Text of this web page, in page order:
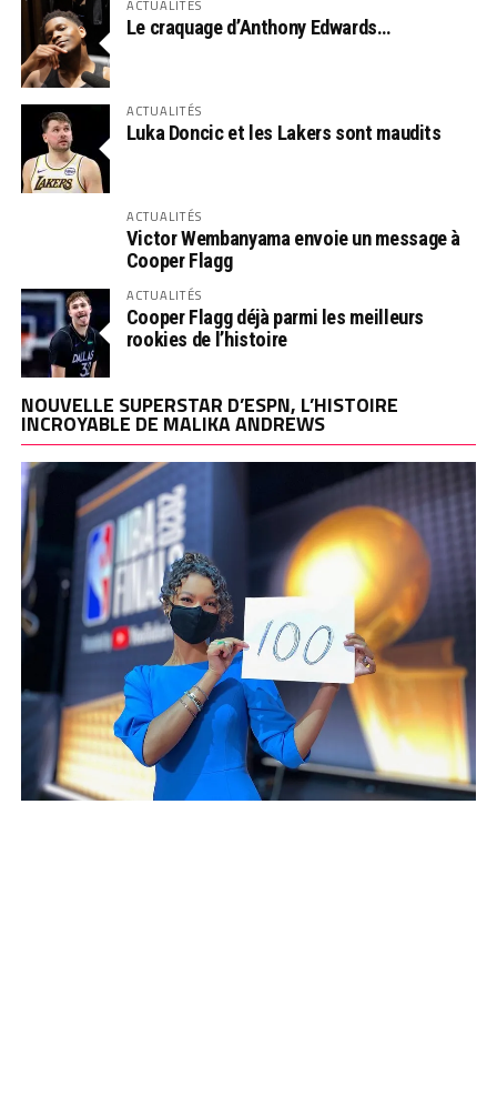
ACTUALITÉS
Le craquage d’Anthony Edwards…
ACTUALITÉS
Luka Doncic et les Lakers sont maudits
ACTUALITÉS
Victor Wembanyama envoie un message à
Cooper Flagg
ACTUALITÉS
Cooper Flagg déjà parmi les meilleurs
rookies de l’histoire
NOUVELLE SUPERSTAR D’ESPN, L’HISTOIRE
INCROYABLE DE MALIKA ANDREWS